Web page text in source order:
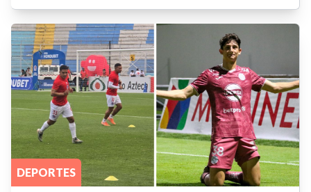
DEPORTES